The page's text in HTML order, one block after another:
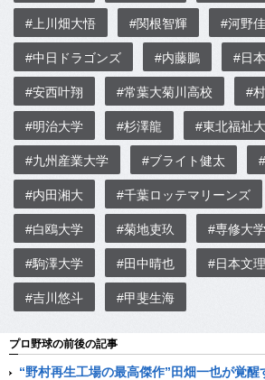
#上川畑大悟 #関根智輝 #河野佳
#中日ドラゴンズ #内藤鵬 #日
#安西叶翔 #常葉大菊川高校 #
#明治大学 #杉澤龍 #東北福祉
#九州産業大学 #ブライト健太
#内田湘大 #千葉ロッテマリーンズ
#白鴎大学 #菊地吏玖 #専修大学
#駒澤大学 #田中晴也 #日本文
#吉川悠斗 #甲斐生海
プロ野球の前後の記事
“野村再生工場の最高傑作”田畑一也が覚